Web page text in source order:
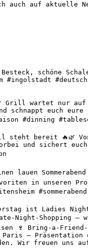
auch auf aktuelle
schöne
Grill wartet nur auf
schnappt euch
#dinning
steht bereit 🔥🌿
und sichert
lauen
in unseren
ist Ladies Night
Night-Shopping –
🍷 Bring-a-
– Präsentation
Wir freuen uns